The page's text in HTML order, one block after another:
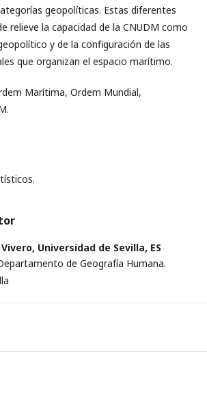
geopolíticas. Estas diferentes
relieve la capacidad de la CNUDM como
y de la configuración de las
que organizan el espacio marítimo.
Marítima, Ordem Mundial,
Universidad de Sevilla, ES
de Geografía Humana.